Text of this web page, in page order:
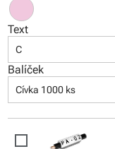
Text
C
Balíček
Cívka 1000 ks